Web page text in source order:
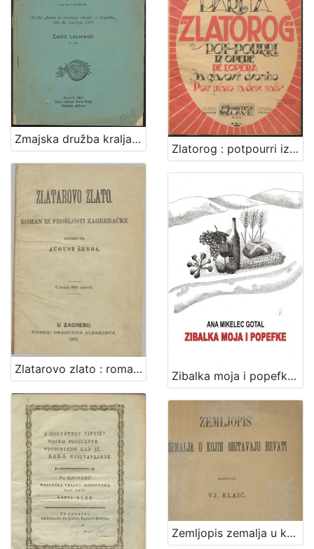
Zmajska družba kralja Sigismunda / napisao i predavao družbi "Braće hrvatskoga zmaja" u Zagrebu, dne 23. siječnja 1907. Emilij Laszowski
Zlatorog : potpourri iz opere : za glasovir dvoručno / Viktor Parma
Zlatarovo zlato : roman iz prošlosti zagrebačke / napisao ga August Šenoa
Zibalka moja i popefke / Ana Mikelec Gotal
Zemljopis zemalja u kojih obitavaju Hrvati / sastavio Vj. Klaić